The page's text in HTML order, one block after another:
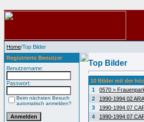
Home/Top Bilder
Registrierte Benutzer
Benutzername:
Passwort:
Beim nächsten Besuch
automatisch anmelden?
Top Bilder
10 Bilder mit der
1
0570 >
2
1990-1994 02
3
1990-1994 07
4
1990-1994 07